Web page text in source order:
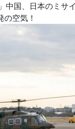
中国、日本のミサ
空気！